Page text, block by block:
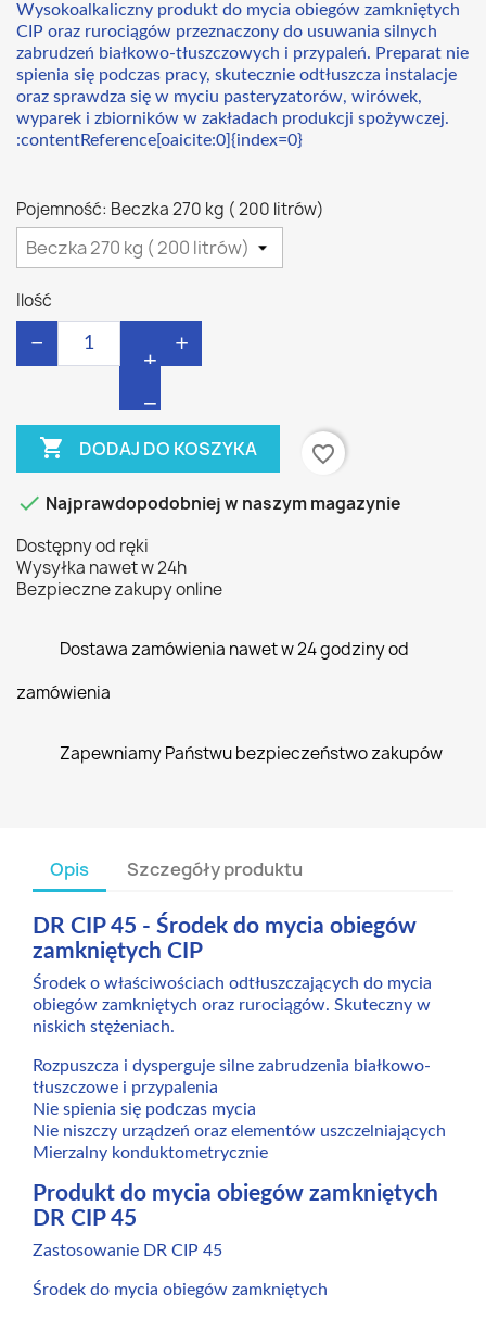
Wysokoalkaliczny produkt do mycia obiegów zamkniętych
CIP oraz rurociągów przeznaczony do usuwania silnych
zabrudzeń białkowo-tłuszczowych i przypaleń. Preparat nie
spienia się podczas pracy, skutecznie odtłuszcza instalacje
oraz sprawdza się w myciu pasteryzatorów, wirówek,
wyparek i zbiorników w zakładach produkcji spożywczej.
:contentReference[oaicite:0]{index=0}
Pojemność: Beczka 270 kg ( 200 litrów)
Ilość
− +
 DODAJ DO KOSZYKA
favorite_border
 Najprawdopodobniej w naszym magazynie
Dostępny od ręki
Wysyłka nawet w 24h
Bezpieczne zakupy online
Dostawa zamówienia nawet w 24 godziny od
zamówienia
Zapewniamy Państwu bezpieczeństwo zakupów
Opis Szczegóły produktu
DR CIP 45 - Środek do mycia obiegów
zamkniętych CIP
Środek o właściwościach odtłuszczających do mycia
obiegów zamkniętych oraz rurociągów. Skuteczny w
niskich stężeniach.
Rozpuszcza i dysperguje silne zabrudzenia białkowo-
tłuszczowe i przypalenia
Nie spienia się podczas mycia
Nie niszczy urządzeń oraz elementów uszczelniających
Mierzalny konduktometrycznie
Produkt do mycia obiegów zamkniętych
DR CIP 45
Zastosowanie DR CIP 45
Środek do mycia obiegów zamkniętych